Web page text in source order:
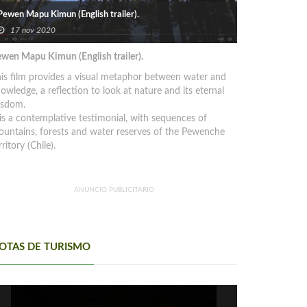
Mapu Kimun (English trailer).
17 nov 2020
Mapu Kimun (English trailer).
film provides a visual metaphor between water and
a reflection to look at nature and its eternal
a contemplative testimonial, with sequences of
forests and water reserves of the Pewenche
(Chile).
ANUNCIO PUBLICITARIO
DE TURISMO